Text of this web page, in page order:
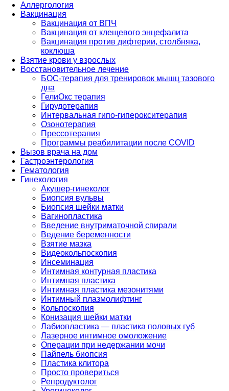
Аллергология
Вакцинация
Вакцинация от ВПЧ
Вакцинация от клещевого энцефалита
Вакцинация против дифтерии, столбняка,
коклюша
Взятие крови у взрослых
Восстановительное лечение
БОС-терапия для тренировок мышц тазового
дна
ГелиОкс терапия
Гирудотерапия
Интервальная гипо-гиперокситерапия
Озонотерапия
Прессотерапия
Программы реабилитации после СOVID
Вызов врача на дом
Гастроэнтерология
Гематология
Гинекология
Акушер-гинеколог
Биопсия вульвы
Биопсия шейки матки
Вагинопластика
Введение внутриматочной спирали
Ведение беременности
Взятие мазка
Видеокольпоскопия
Инсеминация
Интимная контурная пластика
Интимная пластика
Интимная пластика мезонитями
Интимный плазмолифтинг
Кольпоскопия
Конизация шейки матки
Лабиопластика — пластика половых губ
Лазерное интимное омоложение
Операции при недержании мочи
Пайпель биопсия
Пластика клитора
Просто провериться
Репродуктолог